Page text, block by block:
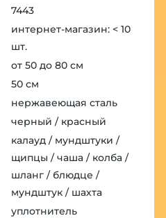
7443
интернет-магазин: < 10
шт.
от 50 до 80 см
50 см
нержавеющая сталь
черный / красный
калауд / мундштуки /
щипцы / чаша / колба /
шланг / блюдце /
мундштук / шахта
уплотнитель